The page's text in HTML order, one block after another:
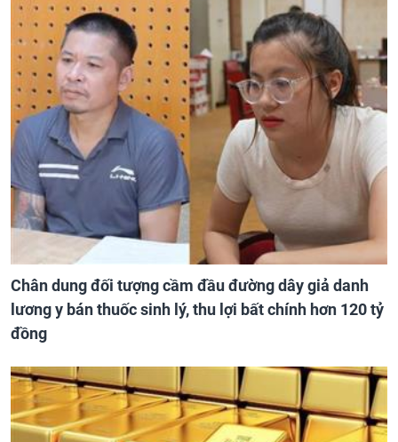
Chân dung đối tượng cầm đầu đường dây giả danh
lương y bán thuốc sinh lý, thu lợi bất chính hơn 120 tỷ
đồng